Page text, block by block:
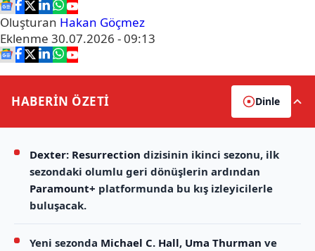
Oluşturan Hakan Göçmez
Eklenme 30.07.2026 - 09:13
HABERİN ÖZETİ Dinle
Dexter: Resurrection dizisinin ikinci sezonu, ilk
sezondaki olumlu geri dönüşlerin ardından
Paramount+ platformunda bu kış izleyicilerle
buluşacak.
Yeni sezonda Michael C. Hall, Uma Thurman ve